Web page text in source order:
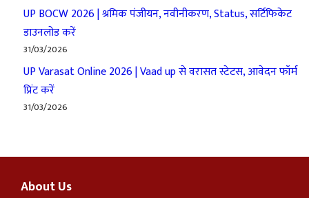
UP BOCW 2026 | श्रमिक पंजीयन, नवीनीकरण, Status, सर्टिफिकेट
डाउनलोड करें
31/03/2026
UP Varasat Online 2026 | Vaad up से वरासत स्टेटस, आवेदन फॉर्म
प्रिंट करें
31/03/2026
About Us